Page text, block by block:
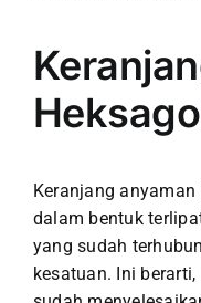
Keranjang
dalam bentuk
yang sudah
kesatuan. Ini